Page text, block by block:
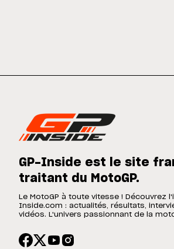
GP-Inside est le site
traitant du MotoGP.
Le MotoGP à toute vitesse ! Découvrez
Inside.com : actualités, résultats,
vidéos. L'univers passionnant de la